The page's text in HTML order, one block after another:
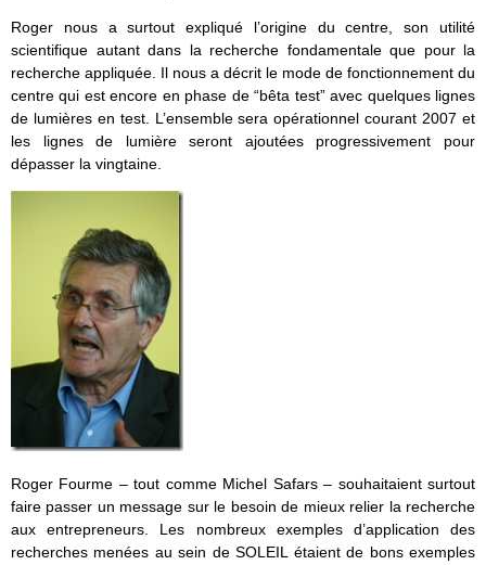
Roger nous a surtout expliqué l’origine du centre, son utilité
scientifique autant dans la recherche fondamentale que pour la
recherche appliquée. Il nous a décrit le mode de fonctionnement du
centre qui est encore en phase de “bêta test” avec quelques lignes
de lumières en test. L’ensemble sera opérationnel courant 2007 et
les lignes de lumière seront ajoutées progressivement pour
dépasser la vingtaine.
Roger Fourme – tout comme Michel Safars – souhaitaient surtout
faire passer un message sur le besoin de mieux relier la recherche
aux entrepreneurs. Les nombreux exemples d’application des
recherches menées au sein de SOLEIL étaient de bons exemples